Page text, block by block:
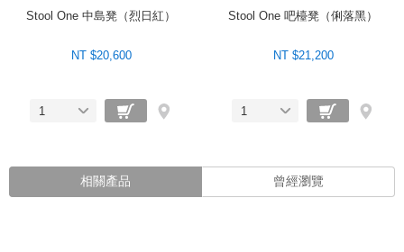
Stool One 中島凳（烈日紅）
NT $20,600
1
Stool One 吧檯凳（俐落黑）
NT $21,200
1
相關產品 曾經瀏覽